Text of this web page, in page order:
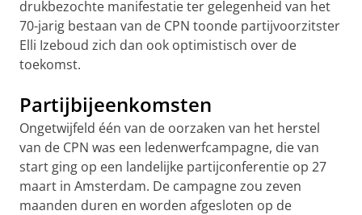
drukbezochte manifestatie ter gelegenheid van het
70-jarig bestaan van de CPN toonde partijvoorzitster
Elli Izeboud zich dan ook optimistisch over de
toekomst.
Partijbijeenkomsten
Ongetwijfeld één van de oorzaken van het herstel
van de CPN was een ledenwerfcampagne, die van
start ging op een landelijke partijconferentie op 27
maart in Amsterdam. De campagne zou zeven
maanden duren en worden afgesloten op de